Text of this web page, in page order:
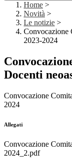
Home >
Novità >
Le notizie >
Convocazione
2023-2024
Docenti
Convocazione
2024
Allegati
Convocazione
2024_2.pdf